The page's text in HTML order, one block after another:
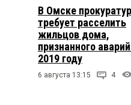
В Омске
требует расселить
жильцов дома,
признанного
2019 году
6 августа 13:15 4